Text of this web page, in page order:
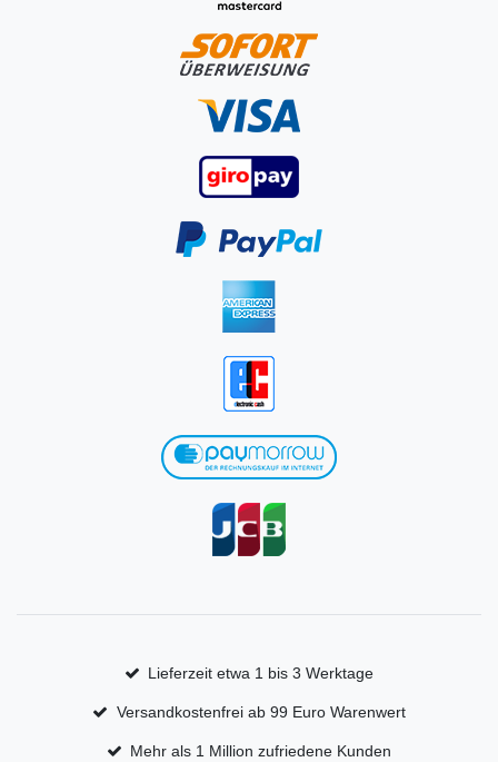
Lieferzeit etwa 1 bis 3 Werktage
Versandkostenfrei ab 99 Euro Warenwert
Mehr als 1 Million zufriedene Kunden